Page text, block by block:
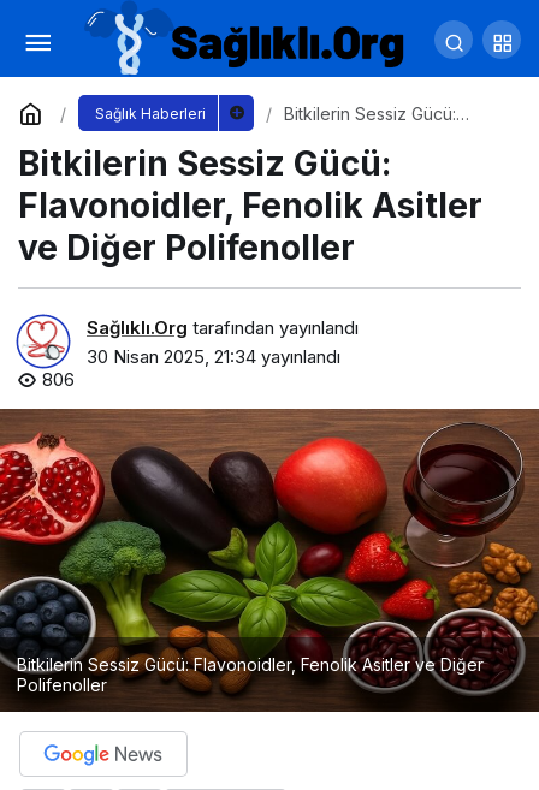
Sağlık Haberleri
Bitkilerin Sessiz Gücü:
ve Diğer Polifenoller
Bitkilerin Sessiz Gücü:
Flavonoidler, Fenolik Asitler
ve Diğer Polifenoller
Sağlıklı.Org tarafından yayınlandı
30 Nisan 2025, 21:34 yayınlandı
806
Bitkilerin Sessiz Gücü: Flavonoidler, Fenolik Asitler ve Diğer
Polifenoller
Göz Ovuşturmak Keratokonusa Yol Açabilir
Yorum Yap Paylaş